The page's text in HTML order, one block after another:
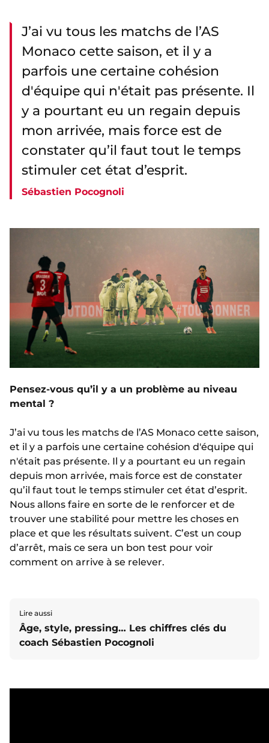
J’ai vu tous les matchs de l’AS
Monaco cette saison, et il y a
parfois une certaine cohésion
d'équipe qui n'était pas présente. Il
y a pourtant eu un regain depuis
mon arrivée, mais force est de
constater qu’il faut tout le temps
stimuler cet état d’esprit.
Sébastien Pocognoli
Pensez-vous qu’il y a un problème au niveau
mental ?
J’ai vu tous les matchs de l’AS Monaco cette saison,
et il y a parfois une certaine cohésion d'équipe qui
n'était pas présente. Il y a pourtant eu un regain
depuis mon arrivée, mais force est de constater
qu’il faut tout le temps stimuler cet état d’esprit.
Nous allons faire en sorte de le renforcer et de
trouver une stabilité pour mettre les choses en
place et que les résultats suivent. C’est un coup
d’arrêt, mais ce sera un bon test pour voir
comment on arrive à se relever.
Lire aussi
Âge, style, pressing… Les chiffres clés du
coach Sébastien Pocognoli